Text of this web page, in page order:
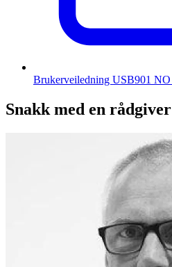
Brukerveiledning USB901 NO
Snakk med en rådgiver